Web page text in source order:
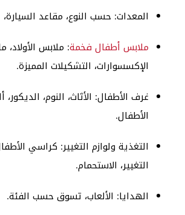
المعدات: حسب النوع، مقاعد
ملابس أطفال فخمة: ملابس الأولاد،
الإكسسوارات، التشكيلات المميزة.
غرف الأطفال: الأثاث، النوم،
الأطفال.
التغذية ولوازم التغيير: كراسي
التغيير، الاستحمام.
الهدايا: الألعاب، تسوق حسب الفئة.